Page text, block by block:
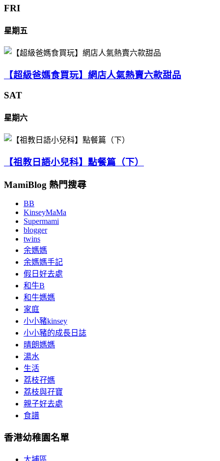
FRI
星期五
【超級爸媽食買玩】網店人氣熱賣六款甜品
SAT
星期六
【祖教日語小兒科】點餐篇（下）
MamiBlog 熱門搜尋
BB
KinseyMaMa
Supermami
blogger
twins
余媽媽
余媽媽手記
假日好去處
和牛B
和牛媽媽
家庭
小小豬kinsey
小小豬的成長日誌
晴朗媽媽
湯水
生活
荔枝孖媽
荔枝與孖寶
親子好去處
食譜
香港幼稚園名單
大埔區